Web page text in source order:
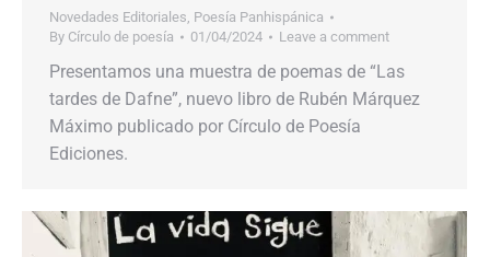
Novedades Editoriales, Poesía Panhispánica
By Círculo de poesía 01/04/2024 Leave a comment
Presentamos una muestra de poemas de “Las
tardes de Dafne”, nuevo libro de Rubén Márquez
Máximo publicado por Círculo de Poesía
Ediciones.